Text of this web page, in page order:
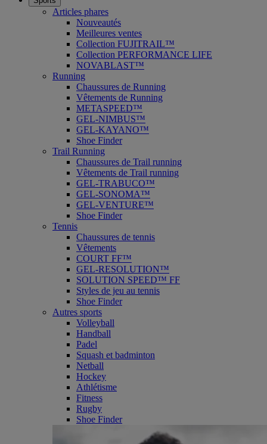
Articles phares
Nouveautés
Meilleures ventes
Collection FUJITRAIL™
Collection PERFORMANCE LIFE
NOVABLAST™
Running
Chaussures de Running
Vêtements de Running
METASPEED™
GEL-NIMBUS™
GEL-KAYANO™
Shoe Finder
Trail Running
Chaussures de Trail running
Vêtements de Trail running
GEL-TRABUCO™
GEL-SONOMA™
GEL-VENTURE™
Shoe Finder
Tennis
Chaussures de tennis
Vêtements
COURT FF™
GEL-RESOLUTION™
SOLUTION SPEED™ FF
Styles de jeu au tennis
Shoe Finder
Autres sports
Volleyball
Handball
Padel
Squash et badminton
Netball
Hockey
Athlétisme
Fitness
Rugby
Shoe Finder